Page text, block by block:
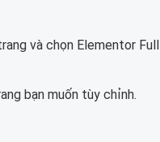
và chọn Elementor Full
bạn muốn tùy chỉnh.